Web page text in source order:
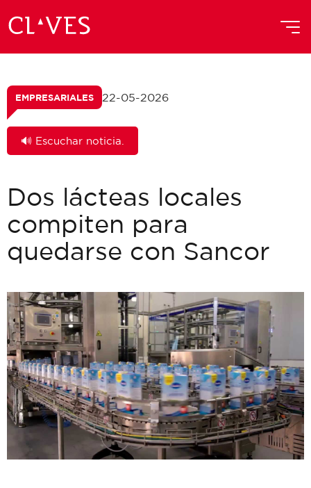
EMPRESARIALES 22-05-2026
🔊 Escuchar noticia.
Dos lácteas locales
compiten para
quedarse con Sancor